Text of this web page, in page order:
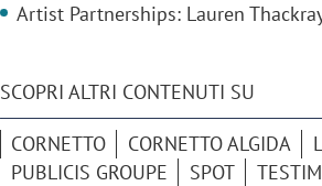
Artist Partnerships: Lauren
SCOPRI ALTRI CONTENUTI SU
CORNETTO CORNETTO ALGIDA
PUBLICIS GROUPE
SPOT